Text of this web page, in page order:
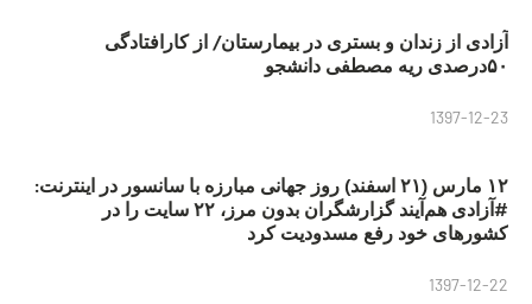
آزادی از زندان و بستری در بیمارستان/ از کارافتادگی
۵۰درصدی ریه مصطفی دانشجو
1397-12-23
۱۲ مارس (۲۱ اسفند) روز جهانی مبارزه با سانسور در اینترنت:
#آزادی هم‌آیند گزارشگران‌ بدون مرز، ۲۲ سایت را در
کشورهای خود رفع مسدودیت کرد
1397-12-22